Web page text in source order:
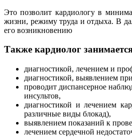
Это позволит кардиологу в
жизни, режиму труда и отдыха. В
его возникновению
Также кардиолог
диагностикой, лечением и
диагностикой, выявлением
проводит диспансерное
инсультов,
диагностикой и лечением
различные виды блокад),
выявлением показаний к
лечением сердечной